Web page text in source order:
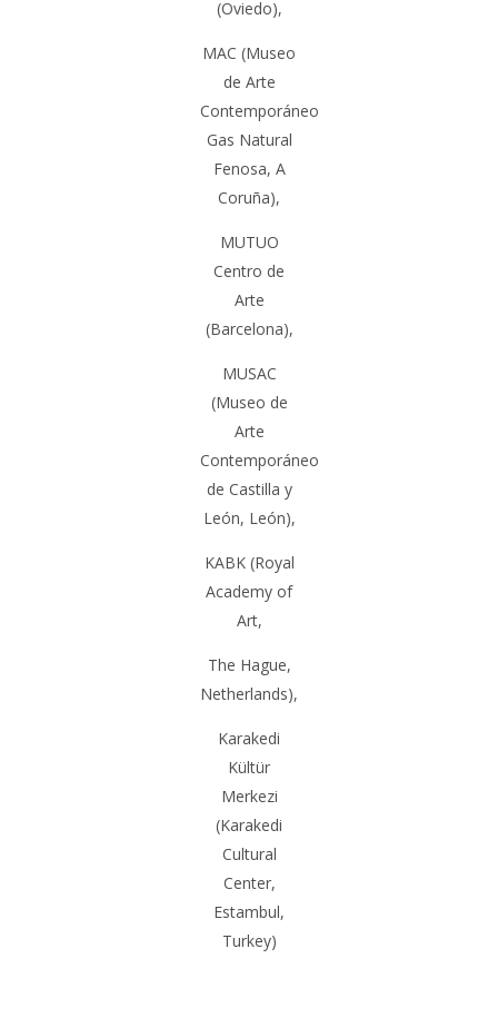
(Oviedo),
MAC (Museo
de Arte
Contemporáneo
Gas Natural
Fenosa, A
Coruña),
MUTUO
Centro de
Arte
(Barcelona),
MUSAC
(Museo de
Arte
Contemporáneo
de Castilla y
León, León),
KABK (Royal
Academy of
Art,
The Hague,
Netherlands),
Karakedi
Kültür
Merkezi
(Karakedi
Cultural
Center,
Estambul,
Turkey)